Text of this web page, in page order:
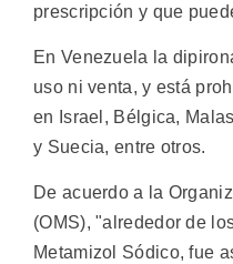
prescripción y que
En Venezuela la
uso ni venta, y está
en Israel, Bélgica,
y Suecia, entre otros.
De acuerdo a la
(OMS), "alrededor de
Metamizol Sódico, fue